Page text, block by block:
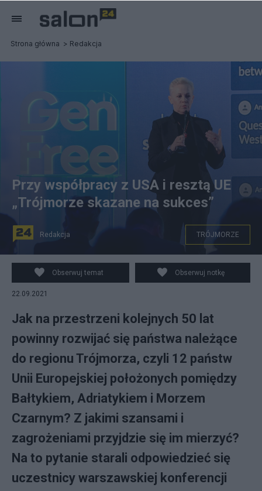
Strona główna Redakcja
Beata Daszyńska-Muzyczka, Prezes Zarządu Banku
Gospodarstwa Krajowego w czasie konferencji
GenFree. Fot: State of Poland
Przy współpracy z USA i resztą UE
„Trójmorze skazane na sukces”
Redakcja TRÓJMORZE
Obserwuj temat Obserwuj notkę
22.09.2021
Jak na przestrzeni kolejnych 50 lat
powinny rozwijać się państwa należące
do regionu Trójmorza, czyli 12 państw
Unii Europejskiej położonych pomiędzy
Bałtykiem, Adriatykiem i Morzem
Czarnym? Z jakimi szansami i
zagrożeniami przyjdzie się im mierzyć?
Na to pytanie starali odpowiedzieć się
uczestnicy warszawskiej konferencji